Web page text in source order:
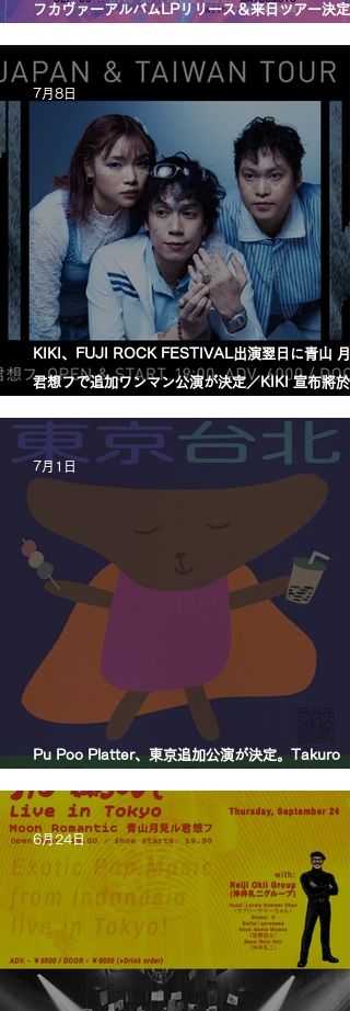
フカヴァーアルバムLPリリース＆来日ツアー決定
KIKI、FUJI ROCK FESTIVAL出演翌日に青山 月
君想フで追加ワンマン公演が決定／KIKI 宣布將於
想フ舉行追加專場演出
7月8日
Pu Poo Platter、東京追加公演が決定。Takuro
7月1日
6月24日